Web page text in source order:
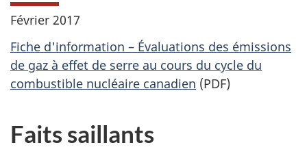
Février 2017
Fiche d'information – Évaluations des émissions
de gaz à effet de serre au cours du cycle du
combustible nucléaire canadien (PDF)
Faits saillants